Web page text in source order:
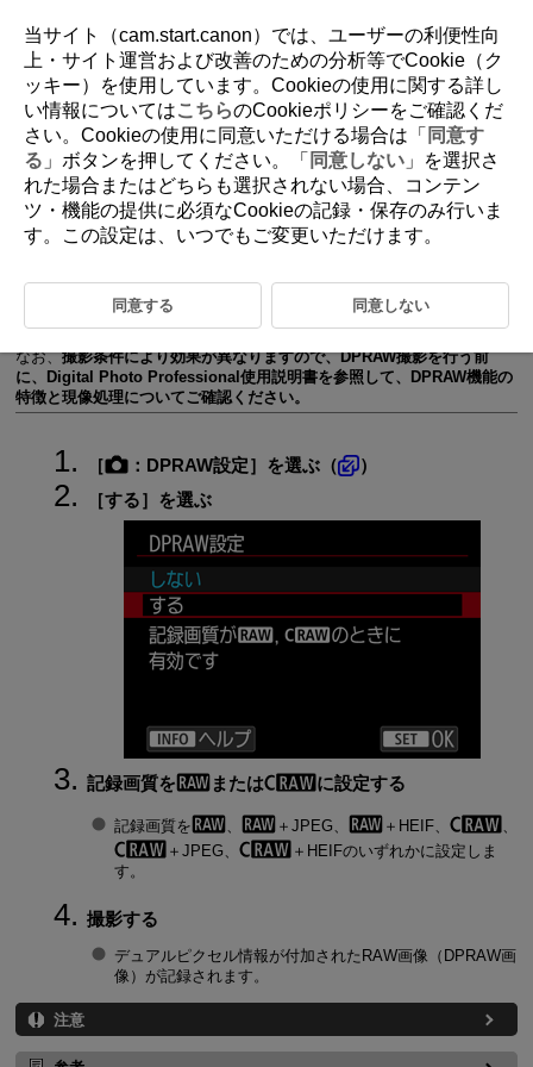
D305-043
DPRAW設定
DPRAW機能を設定して 、
画像を撮影すると、撮像素子から
のデュアルピクセル情報が付加された「特別なRAW画像（DPRAW画
理を行う際に、DPRAW画像に記録されたデュアルピクセル情報を活用
して、「被写体の奥行き情報に基づく解像感の微調整」「カメラの撮影
なお、撮影条件により効果が異なりますので、DPRAW撮影を行う前
に、Digital Photo Professional使用説明書を参照して、DPRAW機能の
特徴と現像処理についてご確認ください。
［ ： DPRAW設定］を選ぶ（
）
［する］を選ぶ
記録画質を または に設定する
記録画質を ＋JPEG、 ＋HEIF、
＋JPEG、
＋HEIFのいずれかに設定しま
す。
撮影する
デュアルピクセル情報が付加されたRAW画像（DPRAW画
像）が記録されます。
注意
当サイト（cam.start.canon）では、ユーザーの利便性向
上・サイト運営および改善のための分析等でCookie（ク
ッキー）を使用しています。Cookieの使用に関する詳し
い情報についてはこちらのCookieポリシーをご確認くだ
さい。Cookieの使用に同意いただける場合は「 同意す
る 」ボタンを押してください。「 同意しない 」を選択さ
れた場合またはどちらも選択されない場合、コンテン
ツ・機能の提供に必須なCookieの記録・保存のみ行いま
す。この設定は、いつでもご変更いただけます。
同意する 同意しない